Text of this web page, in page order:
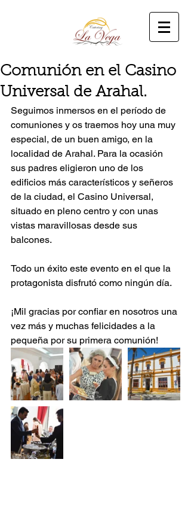
Comunión en el Casino
Universal de Arahal.
Seguimos inmersos en el período de
comuniones y os traemos hoy una muy
especial, de un buen amigo, en la
localidad de Arahal. Para la ocasión
sus padres eligieron uno de los
edificios más característicos y señeros
de la ciudad, el Casino Universal,
situado en pleno centro y con unas
vistas maravillosas desde sus
balcones.
Todo un éxito este evento en el que la
protagonista disfrutó como ningún día.
¡Mil gracias por confiar en nosotros una
vez más y muchas felicidades a la
pequeña por su primera comunión!